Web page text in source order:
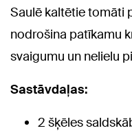
Saulē kaltētie tomāti
nodrošina patīkamu
svaigumu un nelielu
Sastāvdaļas:
2 šķēles